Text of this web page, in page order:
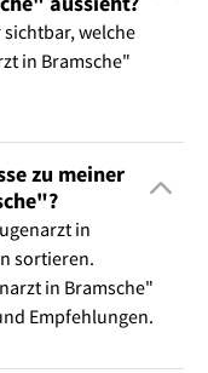
welche
in Bramsche"
zu meiner
in
sortieren.
in Bramsche"
Empfehlungen.